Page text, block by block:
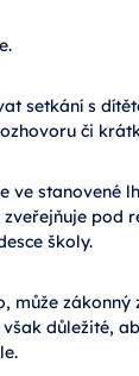
setkání s
či
ve stanovené
pod
školy.
může zákonný
důležité,